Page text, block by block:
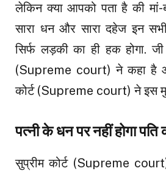
लेकिन क्या आपको पता है की मां-
सारा धन और सारा दहेज इन
सिर्फ लड़की का ही हक होगा. जी
(Supreme court) ने कहा है
कोर्ट (Supreme court) ने इस
पत्नी के धन पर नहीं होगा
सुप्रीम कोर्ट (Supreme